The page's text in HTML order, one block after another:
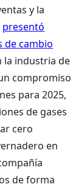
y la
presentó
de cambio
la industria de
compromiso
para 2025,
de gases
cero
en
de forma